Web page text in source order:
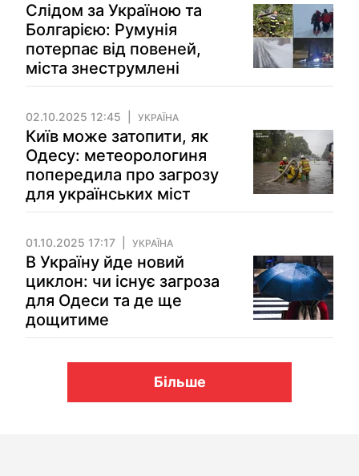
Слідом за Україною та
Болгарією: Румунія
потерпає від повеней,
міста знеструмлені
02.10.2025 12:45 УКРАЇНА
Київ може затопити, як
Одесу: метеорологиня
попередила про загрозу
для українських міст
01.10.2025 17:17 УКРАЇНА
В Україну йде новий
циклон: чи існує загроза
для Одеси та де ще
дощитиме
Більше